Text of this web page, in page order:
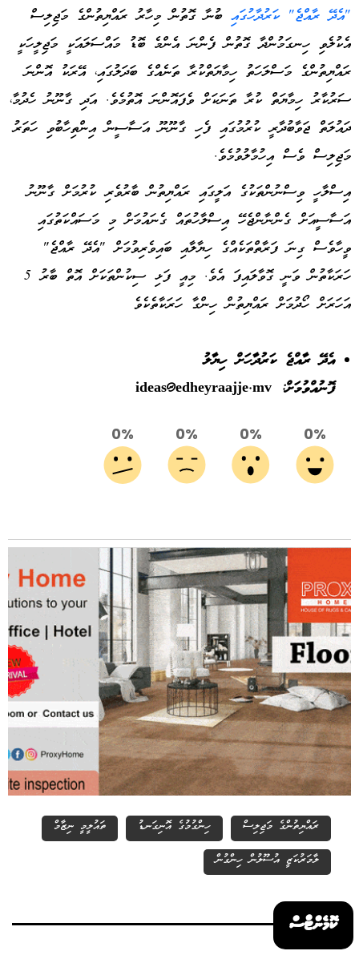
"އެދޭ ރާއްޖެ" ކަރުދާހުގައި ބުނާ ގޮތުން މިހާރު ރައްޔިތުންގެ މަޖިލިސް
އެކުލެވި ހިނގަމުންދާ ގޮތުން ފެންނަ އެންމެ ބޮޑު މައްސަލައަކީ މަޖިލީހަކީ
ރައްޔިތުންގެ މަސްލަހަތު ހިމާޔަތްކުރާ ތަނެއްގެ ބަދަލުގައި، އޭރަކު އޮންނަ
ސަރުކާރު ހިމާޔަތް ކުރާ ތަނަކަށް ވެފައޮންނަ އޮތުމެވެ. އަދި ގާނޫނު ހެދުމާ،
ދައުލަތް ޖަވާބުދާރީ ކުރުމުގައި ފެހި ގާނޫނޫ އަސާސީން އިންތިހާބުވި ހަތަރު
މަޖިލިސް ވެސް އިހުމާލުވުމެވެ.
އިސްލާހީ ވިސްނުންތަކުގެ އަލީގައި ރައްޔިތުން ބާރުވެރި ކުރުމަށް ގާނޫނު
އަސާސީއަށް ގެންނާންޖެހޭ އިސްލާހުތައް ގެނައުމަށް މި މަސައްކަތުގައި
ވީހާވެސް ގިނަ ފަރާތްތަކެއްގެ ހިޔާލާއި ބައިވެރިވުމަށް "އެދޭ ރާއްޖެ"
ހަރަކާތުން ވަނީ ގޮވާލައިފަ އެވެ. މިއީ ފަޅި ސިކުންތަކަށް އޮތް ބާރު 5
އަހަރަށް ހޯދުމަށް ރައްޔިތުން ހިންގާ ހަރަކާތެކެވެ
އެދޭ ރާއްޖެ ކަރުދާހަށް ހިޔާލު
ފޮނުއްވުމަށް: ideas@edheyraajje.mv
0%
0%
0%
0%
ރައްޔިތުންގެ މަޖިލިސް ހިންގުމުގެ އޮނިގަނޑު
ތައުލީމީ ނިޒާމް
ލާމަރުކަޒީ އުސޫލުން ހިންގުން
ކޮމެންޓްސް